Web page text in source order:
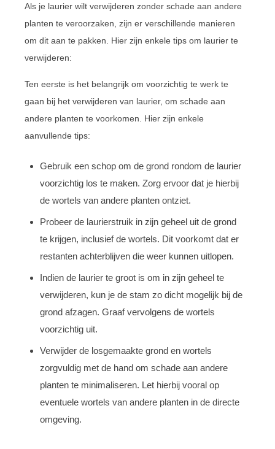
Als je laurier wilt verwijderen zonder schade aan andere
planten te veroorzaken, zijn er verschillende manieren
om dit aan te pakken. Hier zijn enkele tips om laurier te
verwijderen:
Ten eerste is het belangrijk om voorzichtig te werk te
gaan bij het verwijderen van laurier, om schade aan
andere planten te voorkomen. Hier zijn enkele
aanvullende tips:
Gebruik een schop om de grond rondom de laurier
voorzichtig los te maken. Zorg ervoor dat je hierbij
de wortels van andere planten ontziet.
Probeer de laurierstruik in zijn geheel uit de grond
te krijgen, inclusief de wortels. Dit voorkomt dat er
restanten achterblijven die weer kunnen uitlopen.
Indien de laurier te groot is om in zijn geheel te
verwijderen, kun je de stam zo dicht mogelijk bij de
grond afzagen. Graaf vervolgens de wortels
voorzichtig uit.
Verwijder de losgemaakte grond en wortels
zorgvuldig met de hand om schade aan andere
planten te minimaliseren. Let hierbij vooral op
eventuele wortels van andere planten in de directe
omgeving.